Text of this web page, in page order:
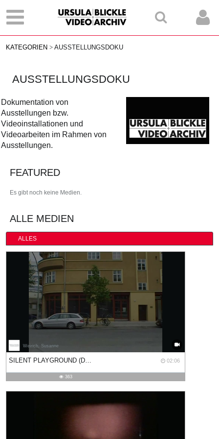
KATEGORIEN AUSSTELLUNGSDOKU
AUSSTELLUNGSDOKU
Dokumentation von
Ausstellungen bzw.
Videoinstallationen und
Videoarbeiten im Rahmen von
Ausstellungen.
FEATURED
Es gibt noch keine Medien.
ALLE MEDIEN
ALLES
Weirich, Susanne
SILENT PLAYGROUND (DOKUMENTATION) 02:06
02:06
363
363